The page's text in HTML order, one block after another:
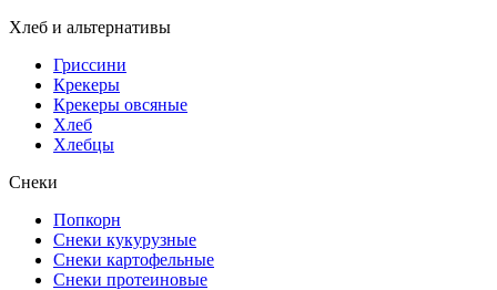
Хлеб и альтернативы
Гриссини
Крекеры
Крекеры овсяные
Хлеб
Хлебцы
Снеки
Попкорн
Снеки кукурузные
Снеки картофельные
Снеки протеиновые